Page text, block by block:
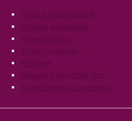
FooterTietoa Innokylästä
Ohjeita käyttäjille
Yhteystiedot
Tilaa uutiskirje
Palaute
Palvelun käyttöehdot
Saavutettavuusseloste